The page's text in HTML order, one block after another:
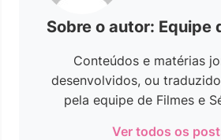
Sobre o autor: Equipe
Conteúdos e matérias
desenvolvidos, ou
pela equipe de Filmes e
Ver todos os